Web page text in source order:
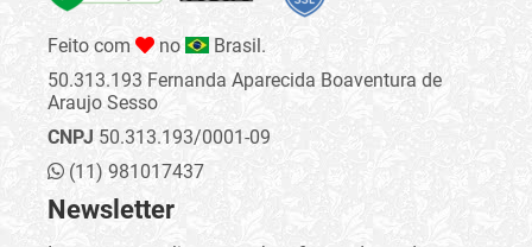
Feito com no
Brasil.
50.313.193 Fernanda Aparecida Boaventura de
Araujo Sesso
CNPJ 50.313.193/0001-09
(11) 981017437
Newsletter